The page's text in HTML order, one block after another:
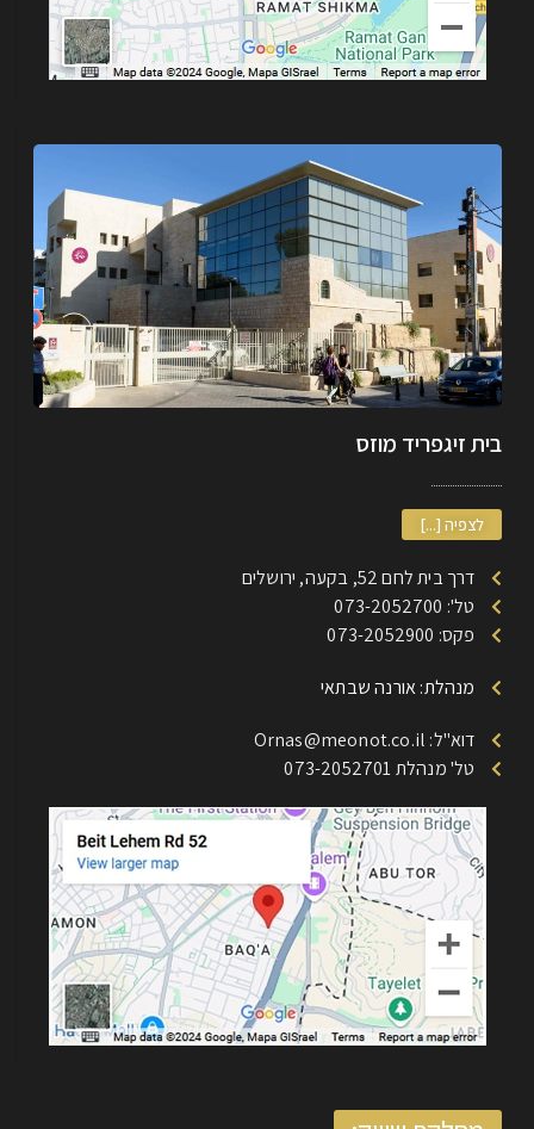
בית זיגפריד מוזס
לצפיה [...]
דרך בית לחם 52, בקעה, ירושלים
טל': 073-2052700
פקס: 073-2052900
מנהלת: אורנה שבתאי
דוא"ל: Ornas@meonot.co.il
טל' מנהלת 073-2052701